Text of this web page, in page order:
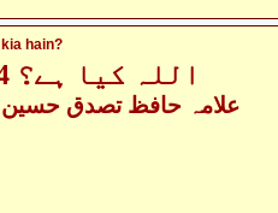
hain?
اللہ کیا ہے؟ 14 معصومینؑ کیا ہیں؟
- علامہ حافظ تصدق حسین